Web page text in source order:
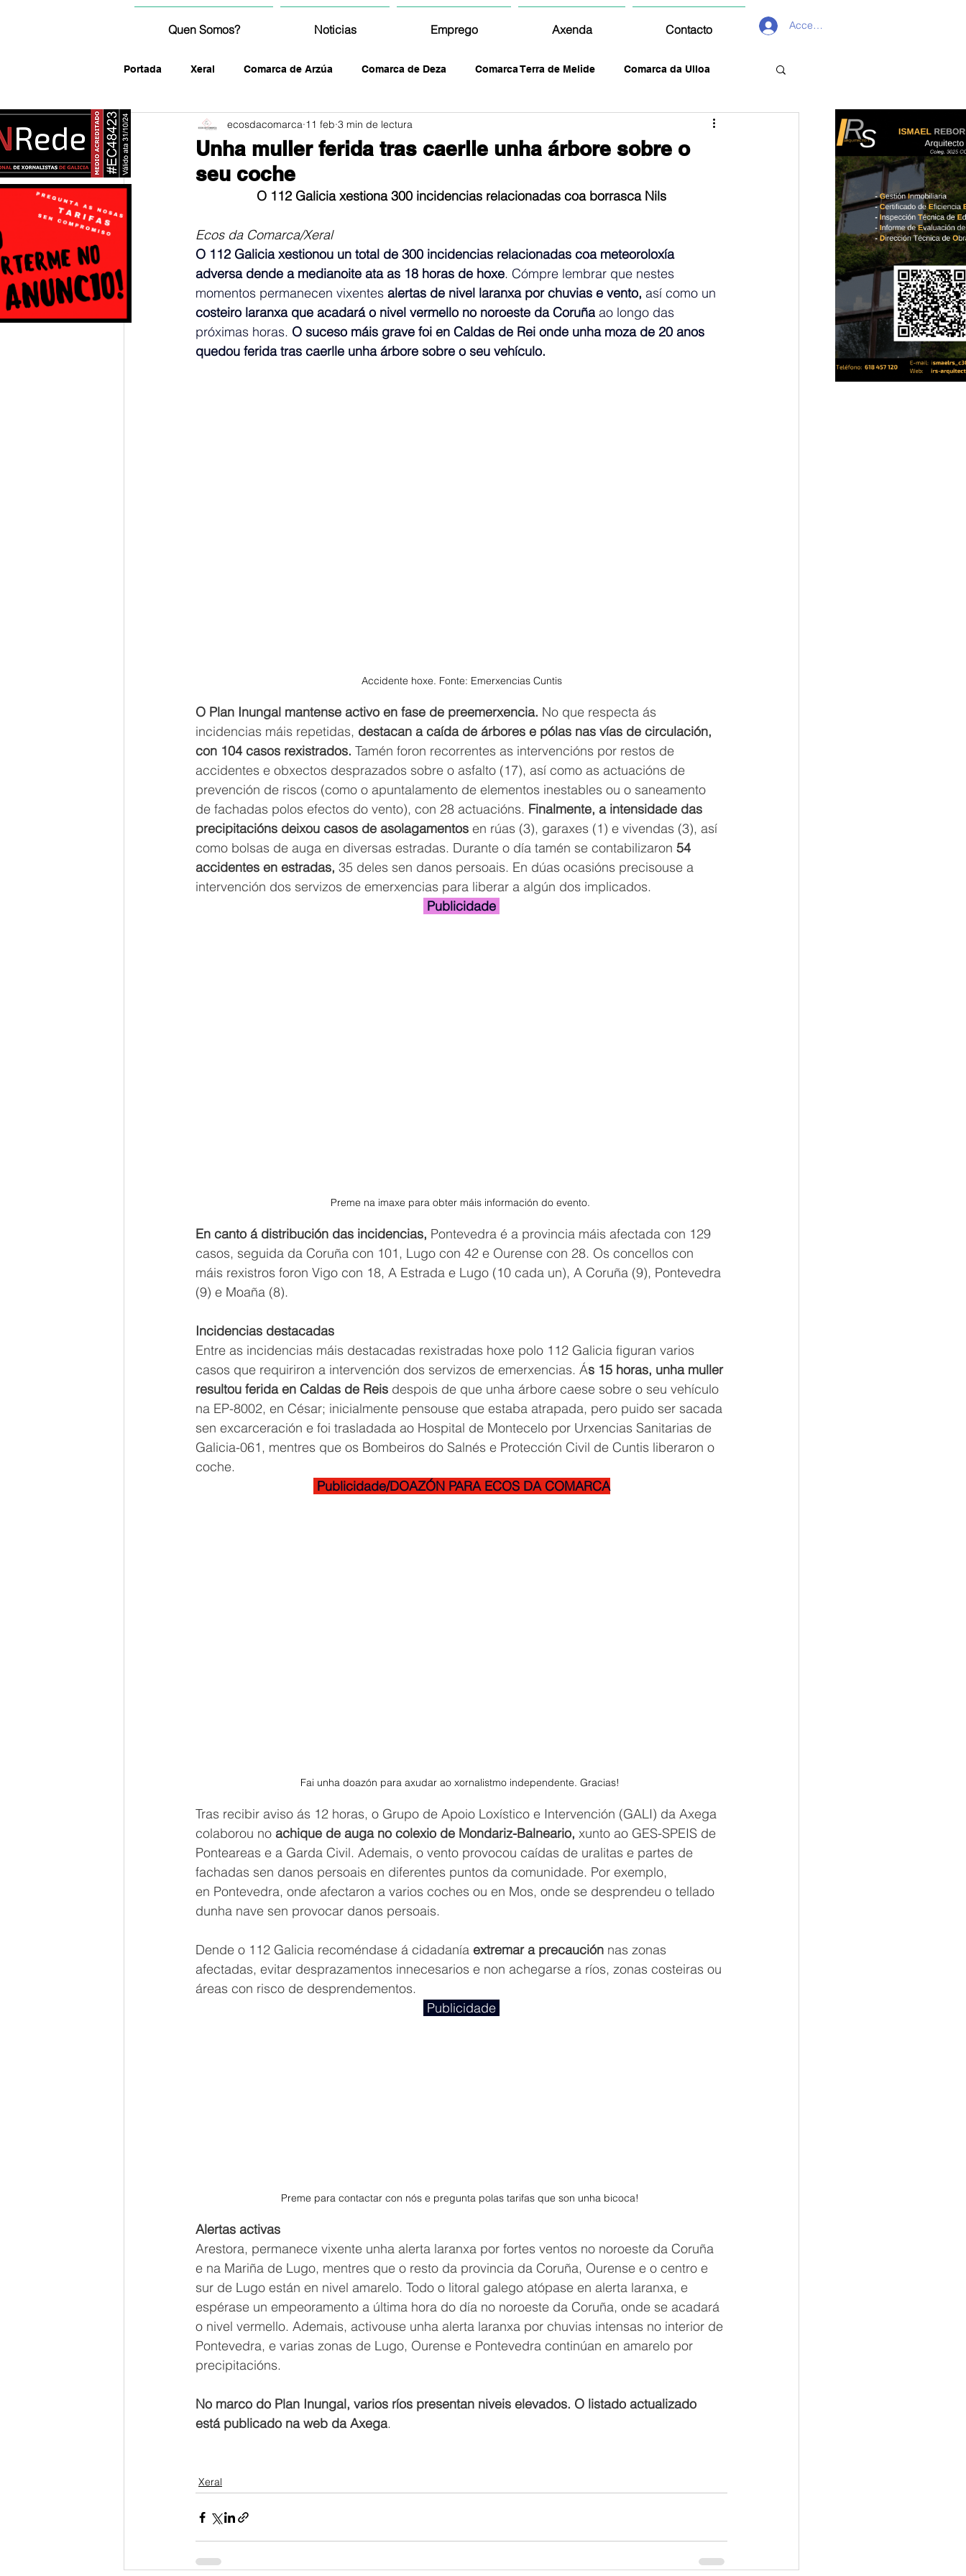
Quen Somos? Noticias Emprego Axenda Contacto Acceder
Portada Xeral Comarca de Arzúa Comarca de Deza Comarca Terra de Melide Comarca da Ulloa
fotografía
Unha muller ferida tras caerlle unha árbore sobre o
seu coche
ecosdacomarca 11 feb 3 min de lectura
O 112 Galicia xestiona 300 incidencias relacionadas coa borrasca Nils
Ecos da Comarca/Xeral
O 112 Galicia xestionou un total de 300 incidencias relacionadas coa meteoroloxía
adversa dende a medianoite ata as 18 horas de hoxe. Cómpre lembrar que nestes
momentos permanecen vixentes alertas de nivel laranxa por chuvias e vento, así como un
costeiro laranxa que acadará o nivel vermello no noroeste da Coruña ao longo das
próximas horas. O suceso máis grave foi en Caldas de Rei onde unha moza de 20 anos
quedou ferida tras caerlle unha árbore sobre o seu vehículo.
Accidente hoxe. Fonte: Emerxencias Cuntis
O Plan Inungal mantense activo en fase de preemerxencia. No que respecta ás
incidencias máis repetidas, destacan a caída de árbores e pólas nas vías de circulación,
con 104 casos rexistrados. Tamén foron recorrentes as intervencións por restos de
accidentes e obxectos desprazados sobre o asfalto (17), así como as actuacións de
prevención de riscos (como o apuntalamento de elementos inestables ou o saneamento
de fachadas polos efectos do vento), con 28 actuacións. Finalmente, a intensidade das
precipitacións deixou casos de asolagamentos en rúas (3), garaxes (1) e vivendas (3), así
como bolsas de auga en diversas estradas. Durante o día tamén se contabilizaron 54
accidentes en estradas, 35 deles sen danos persoais. En dúas ocasións precisouse a
intervención dos servizos de emerxencias para liberar a algún dos implicados.
Publicidade
Preme na imaxe para obter máis información do evento.
En canto á distribución das incidencias, Pontevedra é a provincia máis afectada con 129
casos, seguida da Coruña con 101, Lugo con 42 e Ourense con 28. Os concellos con
máis rexistros foron Vigo con 18, A Estrada e Lugo (10 cada un), A Coruña (9), Pontevedra
(9) e Moaña (8).
Incidencias destacadas
Entre as incidencias máis destacadas rexistradas hoxe polo 112 Galicia figuran varios
casos que requiriron a intervención dos servizos de emerxencias. Ás 15 horas, unha muller
resultou ferida en Caldas de Reis despois de que unha árbore caese sobre o seu vehículo
na EP-8002, en César; inicialmente pensouse que estaba atrapada, pero puido ser sacada
sen excarceración e foi trasladada ao Hospital de Montecelo por Urxencias Sanitarias de
Galicia-061, mentres que os Bombeiros do Salnés e Protección Civil de Cuntis liberaron o
coche.
Publicidade/DOAZÓN PARA ECOS DA COMARCA
Fai unha doazón para axudar ao xornalistmo independente. Gracias!
Tras recibir aviso ás 12 horas, o Grupo de Apoio Loxístico e Intervención (GALI) da Axega
colaborou no achique de auga no colexio de Mondariz-Balneario, xunto ao GES-SPEIS de
Ponteareas e a Garda Civil. Ademais, o vento provocou caídas de uralitas e partes de
fachadas sen danos persoais en diferentes puntos da comunidade. Por exemplo,
en Pontevedra, onde afectaron a varios coches ou en Mos, onde se desprendeu o tellado
dunha nave sen provocar danos persoais.
Dende o 112 Galicia recoméndase á cidadanía extremar a precaución nas zonas
afectadas, evitar desprazamentos innecesarios e non achegarse a ríos, zonas costeiras ou
áreas con risco de desprendementos.
Publicidade
Preme para contactar con nós e pregunta polas tarifas que son unha bicoca!
Alertas activas
Arestora, permanece vixente unha alerta laranxa por fortes ventos no noroeste da Coruña
e na Mariña de Lugo, mentres que o resto da provincia da Coruña, Ourense e o centro e
sur de Lugo están en nivel amarelo. Todo o litoral galego atópase en alerta laranxa, e
espérase un empeoramento a última hora do día no noroeste da Coruña, onde se acadará
o nivel vermello. Ademais, activouse unha alerta laranxa por chuvias intensas no interior de
Pontevedra, e varias zonas de Lugo, Ourense e Pontevedra continúan en amarelo por
precipitacións.
No marco do Plan Inungal, varios ríos presentan niveis elevados. O listado actualizado
está publicado na web da Axega.
Xeral